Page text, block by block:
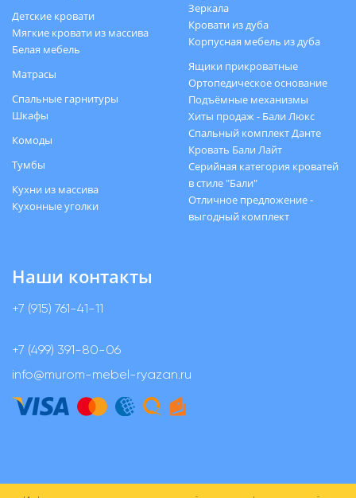
Детские кровати
Мягкие кровати из массива
Белая мебель
Матрасы
Спальные гарнитуры
Шкафы
Комоды
Тумбы
Кухни из массива
Кухонные уголки
Зеркала
Кровати из дуба
Корпусная мебель из дуба
Ящики прикроватные
Ортопедическое основание
Подъёмные механизмы
Хиты продаж - Бали Люкс
Спальный комплект Данте
Кровать Бали Лайт
Серийная категория кроватей
в стиле "Бали"
Отличное предложение -
выгодный комплект
Наши контакты
+7 (915) 761-41-11
+7 (499) 391-80-06
info@murom-mebel-ryazan.ru